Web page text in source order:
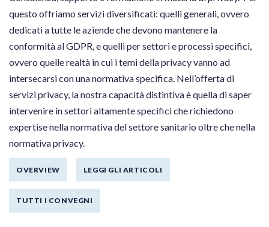
questo offriamo servizi diversificati: quelli generali, ovvero
dedicati a tutte le aziende che devono mantenere la
conformità al GDPR, e quelli per settori e processi specifici,
ovvero quelle realtà in cui i temi della privacy vanno ad
intersecarsi con una normativa specifica. Nell’offerta di
servizi privacy, la nostra capacità distintiva è quella di saper
intervenire in settori altamente specifici che richiedono
expertise nella normativa del settore sanitario oltre che nella
normativa privacy.
OVERVIEW LEGGI GLI ARTICOLI
TUTTI I CONVEGNI